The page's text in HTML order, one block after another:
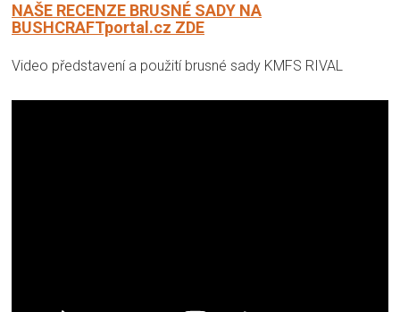
NAŠE RECENZE BRUSNÉ SADY NA
BUSHCRAFTportal.cz ZDE
Video představení a použití brusné sady KMFS RIVAL